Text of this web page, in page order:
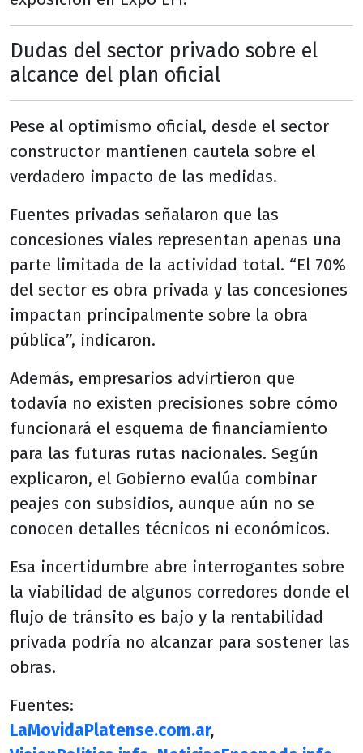
Dudas del sector privado sobre el
alcance del plan oficial
Pese al optimismo oficial, desde el sector
constructor mantienen cautela sobre el
verdadero impacto de las medidas.
Fuentes privadas señalaron que las
concesiones viales representan apenas una
parte limitada de la actividad total. “El 70%
del sector es obra privada y las concesiones
impactan principalmente sobre la obra
pública”, indicaron.
Además, empresarios advirtieron que
todavía no existen precisiones sobre cómo
funcionará el esquema de financiamiento
para las futuras rutas nacionales. Según
explicaron, el Gobierno evalúa combinar
peajes con subsidios, aunque aún no se
conocen detalles técnicos ni económicos.
Esa incertidumbre abre interrogantes sobre
la viabilidad de algunos corredores donde el
flujo de tránsito es bajo y la rentabilidad
privada podría no alcanzar para sostener las
obras.
Fuentes:
LaMovidaPlatense.com.ar,